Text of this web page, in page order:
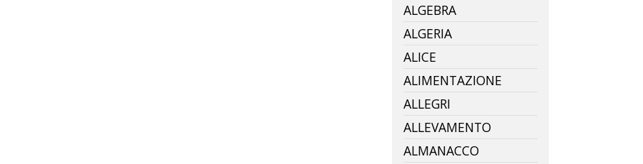
ALGEBRA
ALGERIA
ALICE
ALIMENTAZIONE
ALLEGRI
ALLEVAMENTO
ALMANACCO